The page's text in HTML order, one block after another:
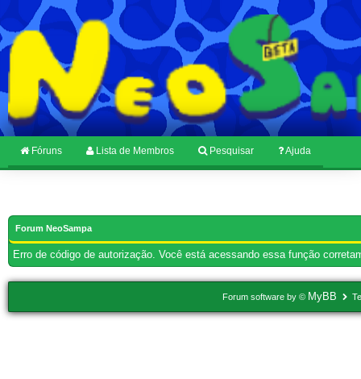
Fóruns Lista de Membros Pesquisar Ajuda
Forum NeoSampa
Erro de código de autorização. Você está acessando essa função
Forum software by © MyBB